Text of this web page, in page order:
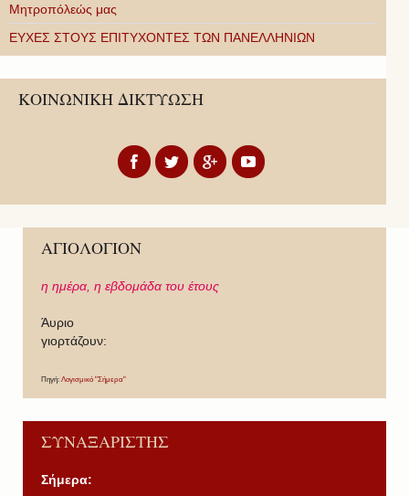
Μητροπόλεώς μας
ΕΥΧΕΣ ΣΤΟΥΣ ΕΠΙΤΥΧΟΝΤΕΣ ΤΩΝ ΠΑΝΕΛΛΗΝΙΩΝ
ΚΟΙΝΩΝΙΚΗ ΔΙΚΤΥΩΣΗ
ΑΓΙΟΛΟΓΙΟΝ
η ημέρα, η εβδομάδα του έτους
Άυριο
γιορτάζουν:
Πηγή: Λογισμικό "Σήμερα"
ΣΥΝΑΞΑΡΙΣΤΗΣ
Σήμερα: